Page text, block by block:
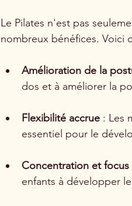
Le Pilates n'est pas
nombreux bénéfices. Voici
Amélioration de la
dos et à améliorer la
Flexibilité accrue : Les
essentiel pour le
Concentration et focus
enfants à développer